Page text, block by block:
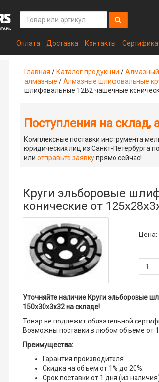
Оплата Доставка Контакты
Главная / Каталог продукции /Алмазный
алмазные /Алмазные шлифовальные
шлифовальные 12B2 чашечные
Поступления на склад,
Комплексные поставки инструмента
юридических лиц из Санкт-Петербурга
или отправьте заявкупрямо сейчас!
Круги эльборовые
конические от
Цена:
Уточняйте наличие Круги эльборовые
150х30х3х32 на складе!
Товар не подлежит обязательной
Возможны поставки в любом объеме от
Преимущества:
Гарантия производителя.
Скидка на объем от 1% до 20%.
Срок поставки от 1 дня (из